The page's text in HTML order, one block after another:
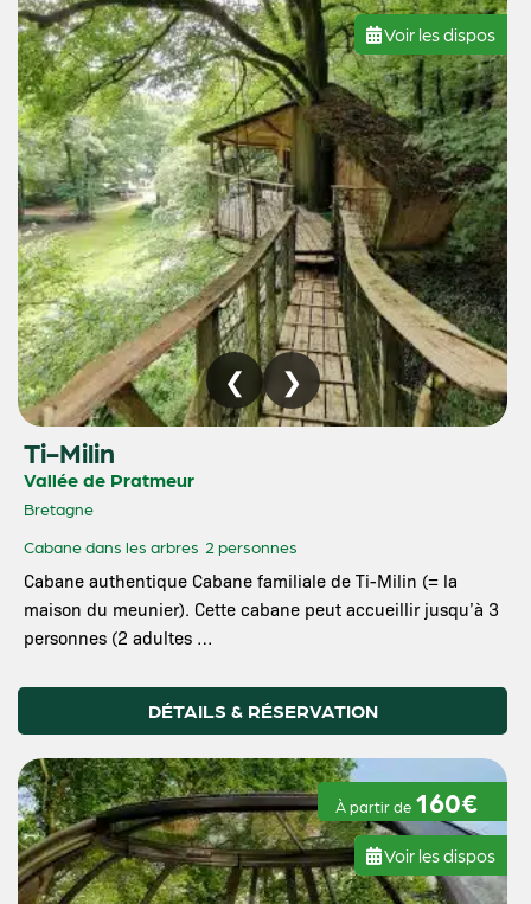
Voir les dispos
Ti-Milin
Vallée de Pratmeur
Bretagne
Cabane dans les arbres 2 personnes
Cabane authentique Cabane familiale de Ti-Milin (= la
maison du meunier). Cette cabane peut accueillir jusqu’à 3
personnes (2 adultes …
DÉTAILS & RÉSERVATION
À partir de 160€
Voir les dispos